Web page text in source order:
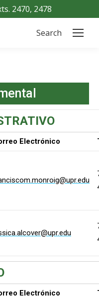
2470, 2478
Search:
Search
Electrónico
Electrónico